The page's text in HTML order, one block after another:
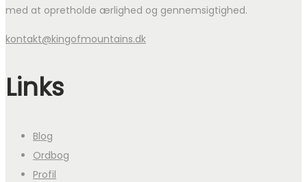
med at opretholde ærlighed og gennemsigtighed.
kontakt@kingofmountains.dk
Links
Blog
Ordbog
Profil